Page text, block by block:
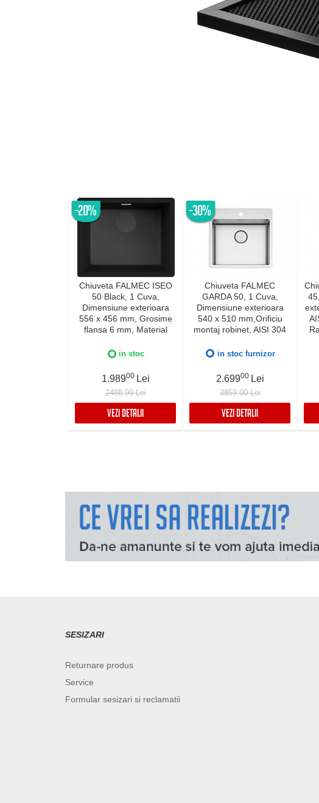
-20%
Chiuveta FALMEC ISEO
50 Black, 1 Cuva,
Dimensiune exterioara
556 x 456 mm, Grosime
flansa 6 mm, Material
Preaplin Perimetral,
blat
in stoc
1.98900 Lei
2488.99 Lei
VEZI DETALII
-30%
Chiuveta FALMEC
GARDA 50, 1 Cuva,
Dimensiune exterioara
540 x 510 mm,Orificiu
montaj robinet, AISI 304
12mm, Supapa de golire
zgomot, Sistem drenaj
FALMEC, Instalare flush
sau pe blat
in stoc furnizor
2.69900 Lei
3859.00 Lei
VEZI DETALII
SESIZARI
Returnare produs
Service
Formular sesizari si reclamatii